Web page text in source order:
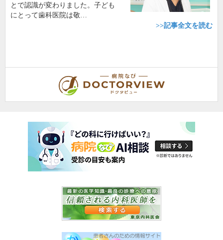
とで認識が変わりました。子ども
にとって歯科医院は敬…
>>記事全文を読む